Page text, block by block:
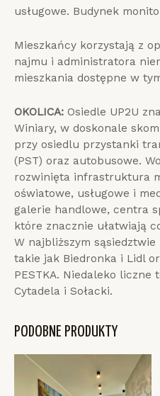
usługowe. Budynek
Mieszkańcy korzystają z
najmu i administratora
mieszkania dostępne w
OKOLICA: Osiedle UP2U
Winiary, w doskonale
przy osiedlu przystanki
(PST) oraz autobusowe.
rozwinięta infrastruktura
oświatowe, usługowe i
galerie handlowe, centra
które znacznie ułatwiają
W najbliższym
takie jak Biedronka i Lidl
PESTKA. Niedaleko
Cytadela i Sołacki.
PODOBNE PRODUKTY